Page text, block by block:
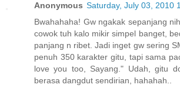
Anonymous Saturday, July 03, 2010
Bwahahaha! Gw ngakak sepanjang
cowok tuh kalo mikir simpel banget,
panjang n ribet. Jadi inget gw sering
penuh 350 karakter gitu, tapi sama
love you too, Sayang." Udah, gitu
berasa dangdut sendirian, hahahah..